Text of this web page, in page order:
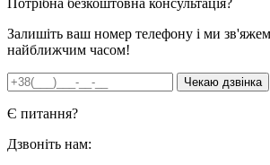
Залишіть ваш номер телефону і ми
найближчим часом!
Є питання?
Дзвоніть нам: